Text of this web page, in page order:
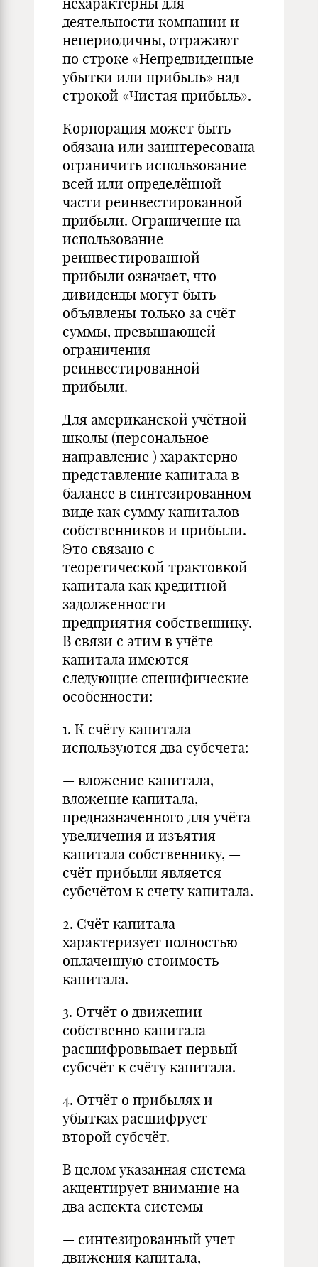
деятельности компании и
непериодичны, отражают
по строке «Непредвиденные
убытки или прибыль» над
строкой «Чистая прибыль».
Корпорация может быть
обязана или заинтересована
ограничить использование
всей или определённой
части реинвестированной
прибыли. Ограничение на
использование
реинвестированной
прибыли означает, что
дивиденды могут быть
объявлены только за счёт
суммы, превышающей
ограничения
реинвестированной
прибыли.
Для американской учётной
школы (персональное
направление ) характерно
представление капитала в
балансе в синтезированном
виде как сумму капиталов
собственников и прибыли.
Это связано с
теоретической трактовкой
капитала как кредитной
задолженности
предприятия собственнику.
В связи с этим в учёте
капитала имеются
следующие специфические
особенности:
1. К счёту капитала
используются два субсчета:
— вложение капитала,
вложение капитала,
предназначенного для учёта
увеличения и изъятия
капитала собственнику, —
счёт прибыли является
субсчётом к счету капитала.
2. Счёт капитала
характеризует полностью
оплаченную стоимость
капитала.
3. Отчёт о движении
собственно капитала
расшифровывает первый
субсчёт к счёту капитала.
4. Отчёт о прибылях и
убытках расшифрует
второй субсчёт.
В целом указанная система
акцентирует внимание на
два аспекта системы
— синтезированный учет
движения капитала,